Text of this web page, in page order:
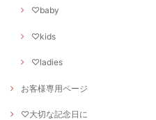
♡baby
♡kids
♡ladies
お客様専用ページ
♡大切な記念日に